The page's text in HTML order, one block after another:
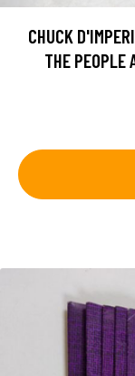
CHUCK
THE PEOPLE